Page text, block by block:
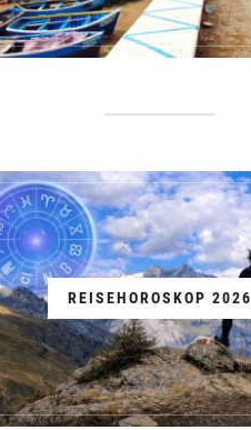
REISEHOROSKOP 2026